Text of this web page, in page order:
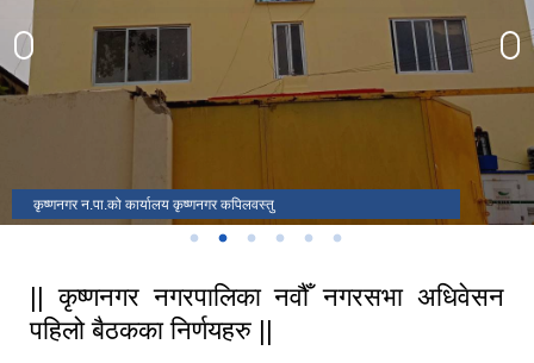
कृष्णनगर न.पा.को कार्यालय कृष्णनगर कपिलवस्तु
|| कृष्णनगर नगरपालिका नवौँ नगरसभा अधिवेसन
पहिलो बैठकका निर्णयहरु ||